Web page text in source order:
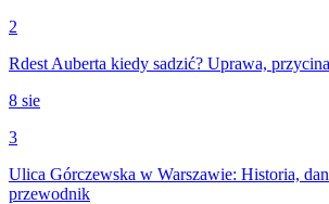
2
Rdest Auberta kiedy sadzić? Uprawa,
8 sie
3
Ulica Górczewska w Warszawie: Historia,
przewodnik